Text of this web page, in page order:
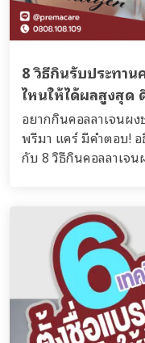
8 วิธีกินรับประทาน
ไหนให้ได้ผลสูงสุด
อยากกินคอลลาเจนผ
พรีมา แคร์ มีคำตอบ!
กับ 8 วิธีกินคอลลาเจ